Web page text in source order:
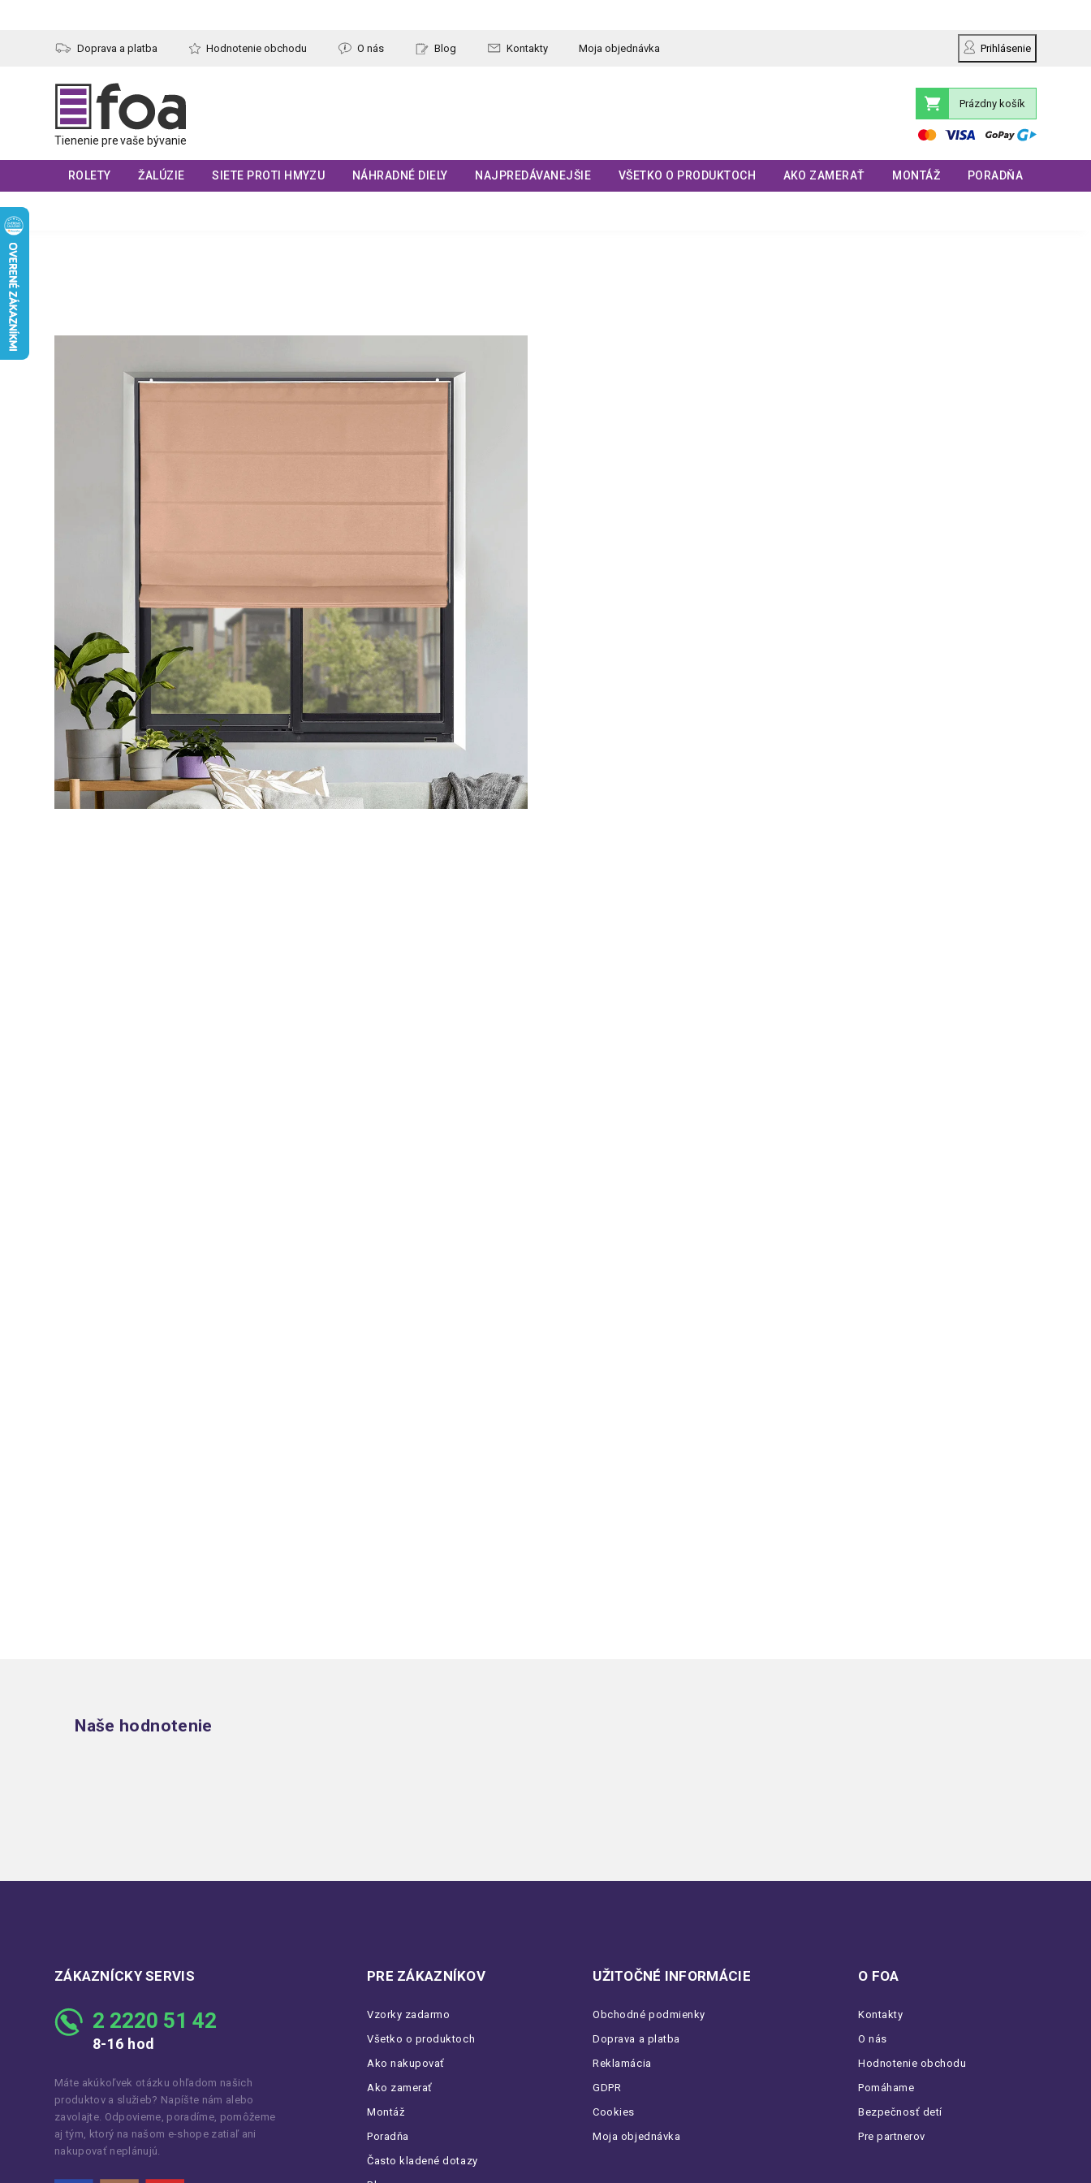
Doprava a platba Hodnotenie obchodu O nás Blog Kontakty Moja objednávka Prihlásenie
Nákupný
košík
Prázdny košík
ROLETY ŽALÚZIE SIETE PROTI HMYZU NÁHRADNÉ DIELY NAJPREDÁVANEJŠIE VŠETKO O PRODUKTOCH AKO ZAMERAŤ MONTÁŽ PORADŇA
Naše hodnotenie
ZÁKAZNÍCKY SERVIS
2 2220 51 42
8-16 hod
Máte akúkoľvek otázku ohľadom našich
produktov a služieb? Napíšte nám alebo
zavolajte. Odpovieme, poradíme, pomôžeme
aj tým, ktorý na našom e-shope zatiaľ ani
nakupovať neplánujú.
PRE ZÁKAZNÍKOV
Vzorky zadarmo
Všetko o produktoch
Ako nakupovať
Ako zamerať
Montáž
Poradňa
Často kladené dotazy
UŽITOČNÉ INFORMÁCIE
Obchodné podmienky
Doprava a platba
Reklamácia
GDPR
Cookies
Moja objednávka
O FOA
Kontakty
O nás
Hodnotenie obchodu
Pomáhame
Bezpečnosť detí
Pre partnerov